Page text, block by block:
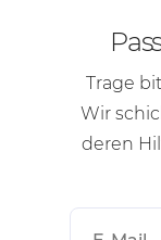
Trage
Wir
deren